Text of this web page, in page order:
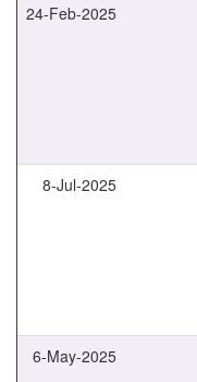
24-Feb-2025
8-Jul-2025
6-May-2025